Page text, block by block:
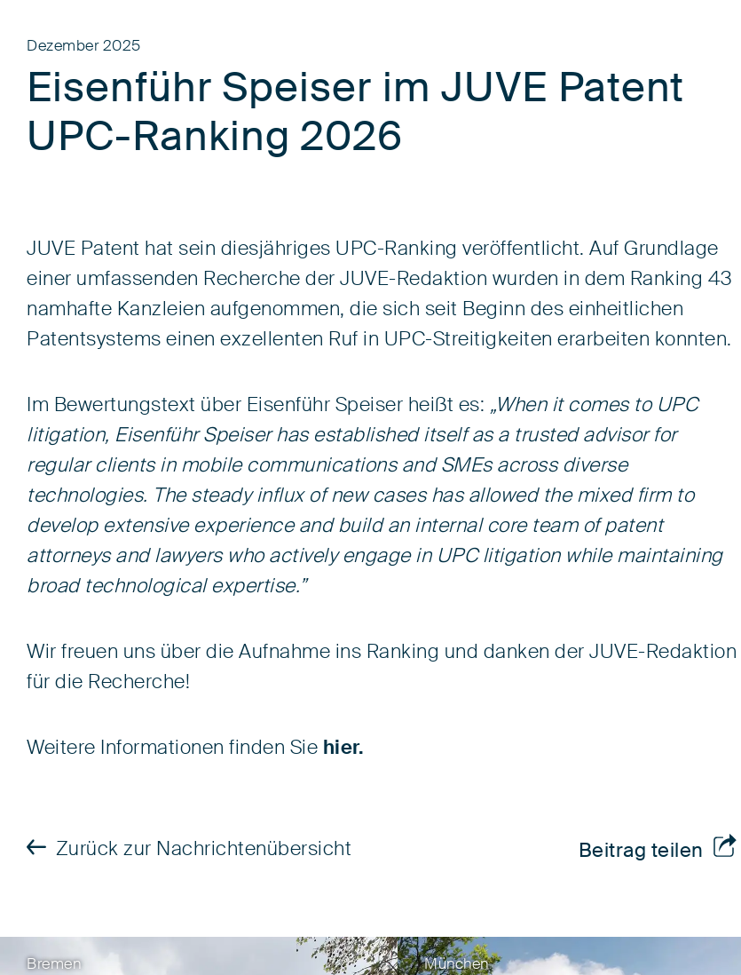
Dezember 2025
Eisenführ Speiser im JUVE Patent
UPC-Ranking 2026
JUVE Patent hat sein diesjähriges UPC-Ranking veröffentlicht. Auf Grundlage
einer umfassenden Recherche der JUVE-Redaktion wurden in dem Ranking 43
namhafte Kanzleien aufgenommen, die sich seit Beginn des einheitlichen
Patentsystems einen exzellenten Ruf in UPC-Streitigkeiten erarbeiten konnten.
Im Bewertungs­text über Eisenführ Speiser heißt es: „When it comes to UPC
litigation, Eisenführ Speiser has established itself as a trusted advisor for
regular clients in mobile communications and SMEs across diverse
technologies. The steady influx of new cases has allowed the mixed firm to
develop extensive experience and build an internal core team of patent
attorneys and lawyers who actively engage in UPC litigation while maintaining
broad technological expertise.”
Wir freuen uns über die Aufnahme ins Ranking und danken der JUVE-Redaktion
für die Recherche!
Weitere Informationen finden Sie hier.
Zurück zur Nachrichtenübersicht Beitrag teilen
Bremen München